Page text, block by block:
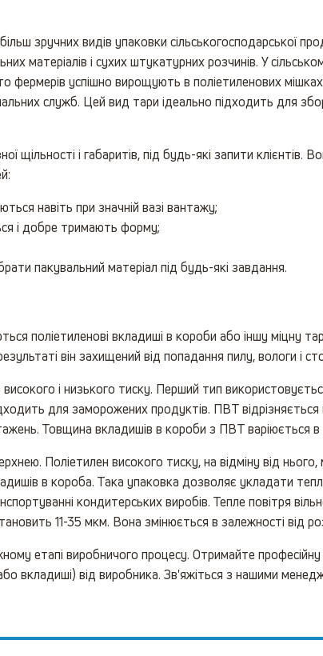
зручних видів упаковки сільськогосподарської
матеріалів і сухих штукатурних розчинів. У
успішно вирощують в поліетиленових мішках
служб. Цей вид тари ідеально підходить для
щільності і габаритів, під будь-які запити клієнтів.
навіть при значній вазі вантажу;
і добре тримають форму;
пакувальний матеріал під будь-які завдання.
поліетиленові вкладиші в короби або іншу міцну
він захищений від попадання пилу, вологи і
і низького тиску. Перший тип
для заморожених продуктів. ПВТ відрізняється
Товщина вкладишів в короби з ПВТ варіюється
Поліетилен високого тиску, на відміну від
в короба. Така упаковка дозволяє укладати
кондитерських виробів. Тепле повітря
11-35 мкм. Вона змінюється в залежності від
етапі виробничого процесу. Отримайте
вкладиші) від виробника. Зв'яжіться з нашими